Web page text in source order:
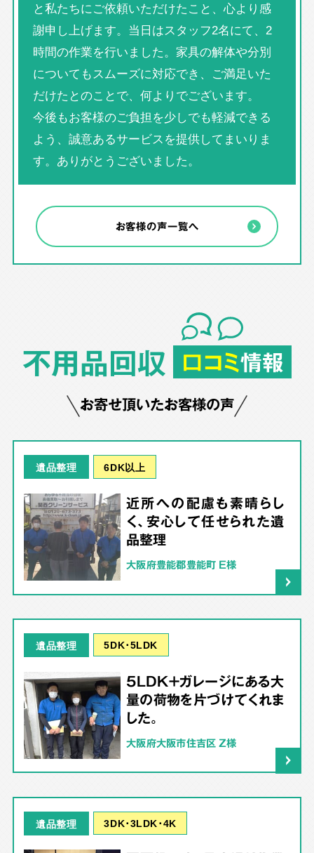
と私たちにご依頼いただけたこと、心より感
謝申し上げます。当日はスタッフ2名にて、2
時間の作業を行いました。家具の解体や分別
についてもスムーズに対応でき、ご満足いた
だけたとのことで、何よりでございます。
今後もお客様のご負担を少しでも軽減できる
よう、誠意あるサービスを提供してまいりま
す。ありがとうございました。
お客様の声一覧へ
不用品回収 口コミ情報
お寄せ頂いたお客様の声
遺品整理 6DK以上
近所への配慮も素晴らし
く、安心して任せられた遺
品整理
大阪府豊能郡豊能町 E様
遺品整理 5DK･5LDK
5LDK＋ガレージにある大
量の荷物を片づけてくれま
した。
大阪府大阪市住吉区 Z様
遺品整理 3DK･3LDK･4K